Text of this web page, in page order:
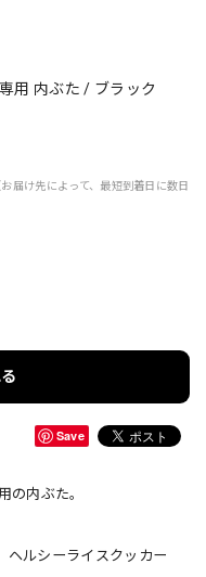
用 内ぶた / ブラック
届け先によって、最短到着日に数日
Save
の内ぶた。
ヘルシーライスクッカー